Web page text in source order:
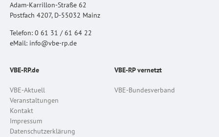
Adam-Karrillon-Straße 62
Postfach 4207, D-55032 Mainz
Telefon: 0 61 31 / 61 64 22
eMail: info@vbe-rp.de
VBE-RP.de
VBE-Aktuell
Veranstaltungen
Kontakt
Impressum
Datenschutzerklärung
VBE-RP vernetzt
VBE-Bundesverband